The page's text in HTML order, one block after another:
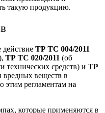
такую продукцию.
действие ТР ТС 004/2011
ТР ТС 020/2011 (об
технических средств) и ТР
вредных веществ в
этим регламентам на
которые применяются в